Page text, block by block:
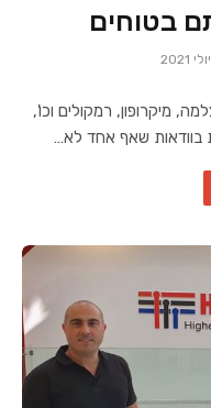
מיקרופון, רמקולים וכו',
בוודאות שאף אחד לא…